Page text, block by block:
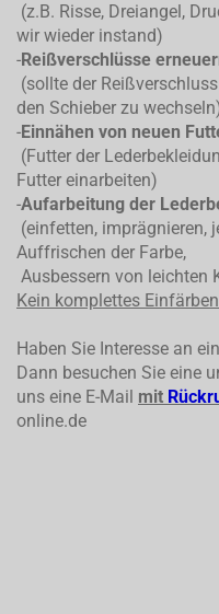
(z.B. Risse, Dreiangel,
wir wieder instand)
-Reißverschlüsse
(sollte der
den Schieber zu
-Einnähen von neuen
(Futter der
Futter einarbeiten)
-Aufarbeitung der
(einfetten, imprägnieren,
Auffrischen der Farbe,
Ausbessern von leichten
Kein komplettes
Haben Sie Interesse an
Dann besuchen Sie eine
uns eine E-Mail mit
online.de